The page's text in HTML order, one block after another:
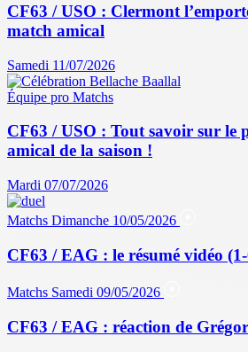
CF63 / USO : Clermont
match amical
Samedi 11/07/2026
Équipe pro Matchs
CF63 / USO : Tout savoir sur le
amical de la saison !
Mardi 07/07/2026
Matchs Dimanche 10/05/2026
CF63 / EAG : le résumé vidéo
Matchs Samedi 09/05/2026
CF63 / EAG : réaction de